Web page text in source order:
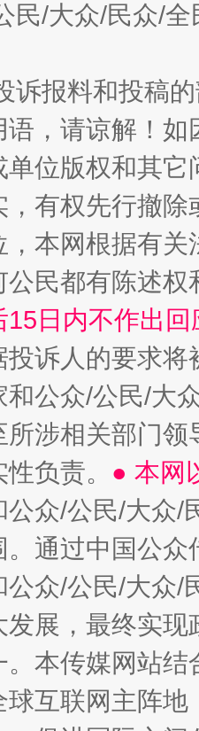
民/大众/民众/
诉报料和投稿
，请谅解！
单位版权和其它
有权先行撤
本网根据有
公民都有陈述
日内不作出
投诉人的要求将
公众/公民/大
所涉相关部门
负责。 ● 本网
公众/公民/大众
。通过中国公
公众/公民/大众
发展，最终实
。本传媒网站
互联网主阵